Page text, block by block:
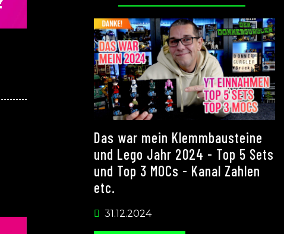
Das war mein Klemmbausteine
und Lego Jahr 2024 - Top 5 Sets
und Top 3 MOCs - Kanal Zahlen
etc.
31.12.2024